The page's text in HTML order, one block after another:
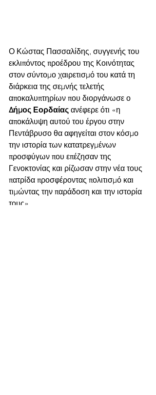
Ο Κώστας Πασσαλίδης, συγγενής του
εκλιπόντος προέδρου της Κοινότητας
στον σύντομο χαιρετισμό του κατά τη
διάρκεια της σεμνής τελετής
αποκαλυπτηρίων που διοργάνωσε ο
Δήμος Εορδαίας ανέφερε ότι «η
αποκάλυψη αυτού του έργου στην
Πεντάβρυσο θα αφηγείται στον κόσμο
την ιστορία των κατατρεγμένων
προσφύγων που επέζησαν της
Γενοκτονίας και ρίζωσαν στην νέα τους
πατρίδα προσφέροντας πολιτισμό και
τιμώντας την παράδοση και την ιστορία
τους»